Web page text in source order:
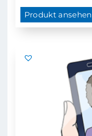
Produkt ansehen